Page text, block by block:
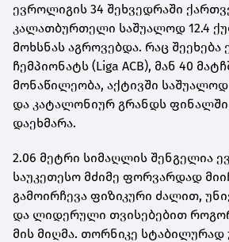
ევროლიგის 34 შეხვედრაში
კალათბურთელი საშუალოდ 12.4
მოხსნას აგროვებდა. რაც შეეხება
ჩემპიონატს (Liga ACB), მან 40
მონაწილეობა, აქტივში საშუალოდ
და კატალონიურ გრანდს ფინალში
დაეხმარა.
2.06 მეტრი სიმაღლის შენგელია
საუკეთესო მძიმე ფორვარდად
გამოირჩევა ფიზიკური ძალით,
და ლიდერული თვისებებით
მის მიღმა. თორნიკე